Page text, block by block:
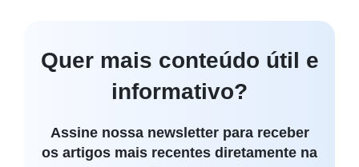
Quer mais conteúdo útil e
informativo?
Assine nossa newsletter para receber
os artigos mais recentes diretamente na